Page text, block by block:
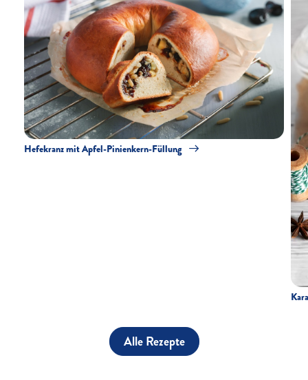
Hefekranz mit Apfel-Pinienkern-Füllung
Alle Rezepte